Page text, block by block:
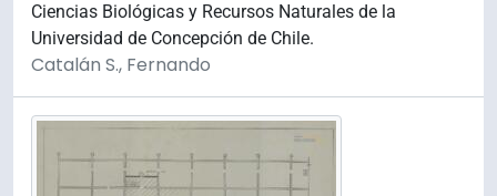
Ciencias Biológicas y Recursos Naturales de la
Universidad de Concepción de Chile.
Catalán S., Fernando